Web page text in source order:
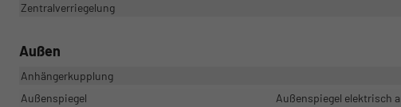
Zentralverriegelung
Außen
Anhängerkupplung
Außenspiegel
Außenspiegel elektrisch